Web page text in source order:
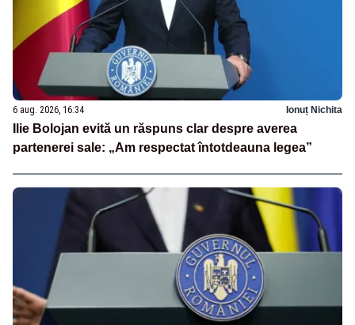
6 aug. 2026, 16:34 Ionuț Nichita
Ilie Bolojan evită un răspuns clar despre averea
partenerei sale: „Am respectat întotdeauna legea”